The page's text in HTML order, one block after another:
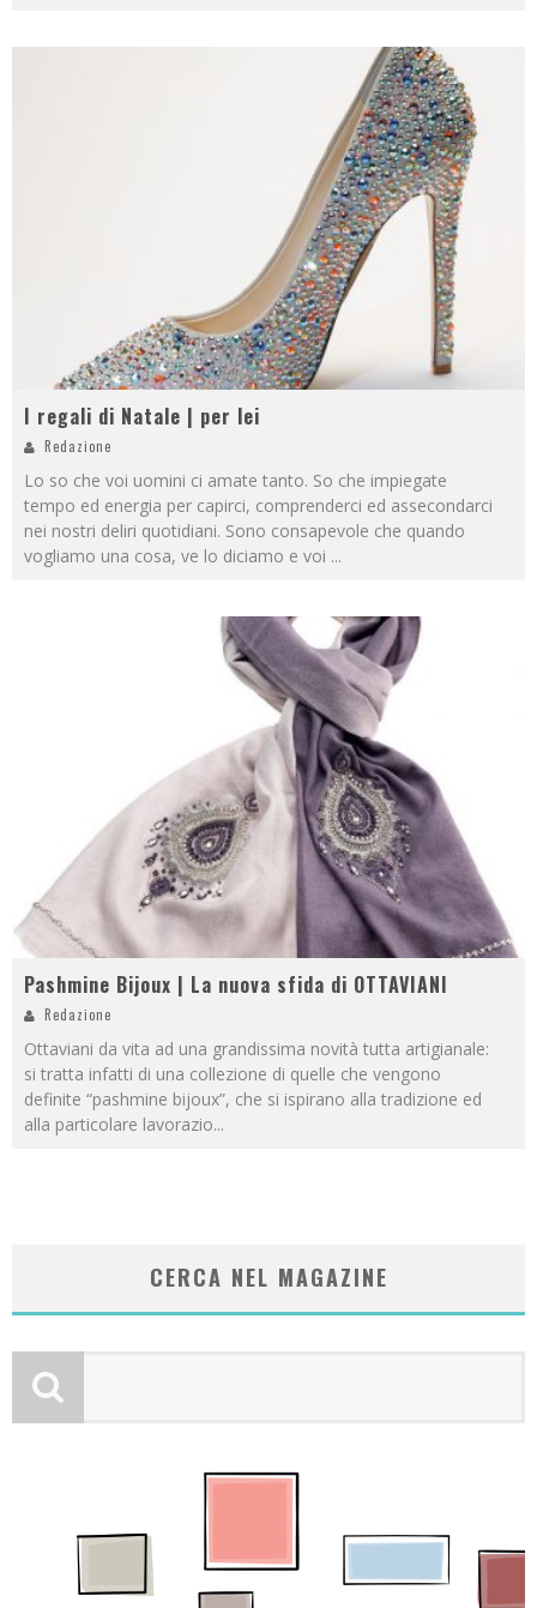
I regali di Natale | per lei
Redazione
Lo so che voi uomini ci amate tanto. So che impiegate
tempo ed energia per capirci, comprenderci ed assecondarci
nei nostri deliri quotidiani. Sono consapevole che quando
vogliamo una cosa, ve lo diciamo e voi ...
Pashmine Bijoux | La nuova sfida di OTTAVIANI
Redazione
Ottaviani da vita ad una grandissima novità tutta artigianale:
si tratta infatti di una collezione di quelle che vengono
definite “pashmine bijoux”, che si ispirano alla tradizione ed
alla particolare lavorazio...
CERCA NEL MAGAZINE